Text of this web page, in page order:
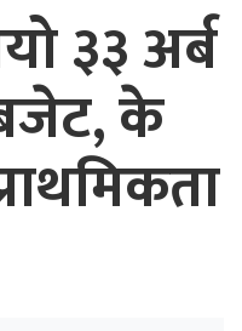
३३ अर्ब
के